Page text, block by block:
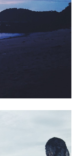
AUF